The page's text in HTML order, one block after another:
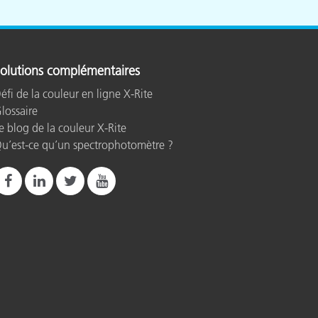
complémentaires
de la couleur en ligne X-Rite
blog de la couleur X-Rite
ce qu’un spectrophotomètre ?